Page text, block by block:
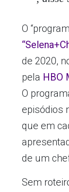
O
de 2020,
pela HBO
O
episódios
que em
de um
Sem